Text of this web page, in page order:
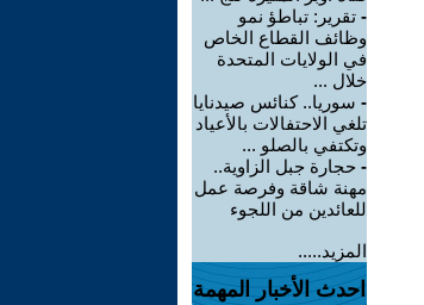
- تقرير: تباطؤ نمو
وظائف القطاع الخاص
في الولايات المتحدة
خلال ...
- سوريا.. كنائس صيدنايا
تلغي الاحتفالات بالأعياد
وتكتفي بالصلو ...
- حجارة جبل الزاوية..
مهنة شاقة وفرصة عمل
للعائدين من اللجوء
المزيد.....
احدث الأخبار المهمة